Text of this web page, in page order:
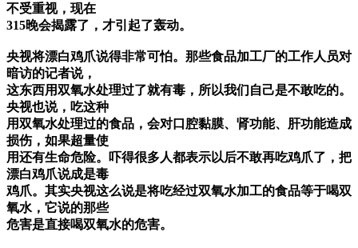
不受重视，现在
315晚会揭露了，才引起了轰动。
央视将漂白鸡爪说得非常可怕。那些食品加工厂的工作人员对
暗访的记者说，
这东西用双氧水处理过了就有毒，所以我们自己是不敢吃的。
央视也说，吃这种
用双氧水处理过的食品，会对口腔黏膜、肾功能、肝功能造成
损伤，如果超量使
用还有生命危险。吓得很多人都表示以后不敢再吃鸡爪了，把
漂白鸡爪说成是毒
鸡爪。其实央视这么说是将吃经过双氧水加工的食品等于喝双
氧水，它说的那些
危害是直接喝双氧水的危害。